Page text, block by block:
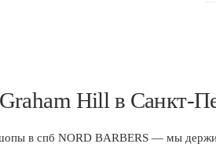
Hill в Санкт-
в спб NORD BARBERS — мы